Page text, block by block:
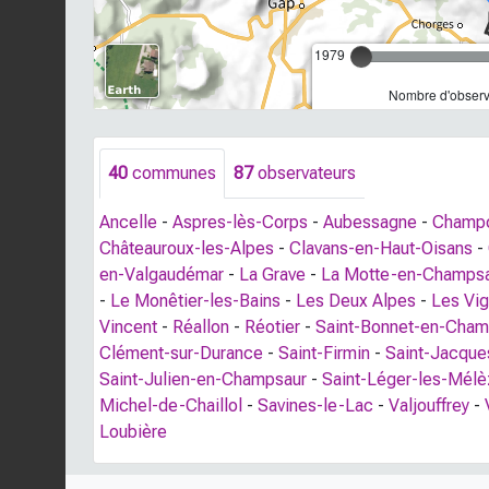
1979
Nombre
40 communes 87observateurs
Ancelle - Aspres-lès-Corps - Aubessagne -
Châteauroux-les-Alpes - Clavans-en-Haut-Oisans -
en-Valgaudémar - La Grave - La Motte-en-
- Le Monêtier-les-Bains - Les Deux Alpes - Les
Vincent - Réallon - Réotier - Saint-Bonnet-en-
Clément-sur-Durance - Saint-Firmin - Saint-
Saint-Julien-en-Champsaur - Saint-Léger-les-
Michel-de-Chaillol - Savines-le-Lac - Valjouffrey -
Loubière